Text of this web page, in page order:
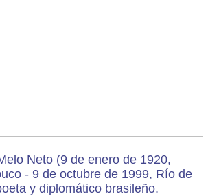
Neto (9 de enero de 1920,
- 9 de octubre de 1999, Río de
y diplomático brasileño.